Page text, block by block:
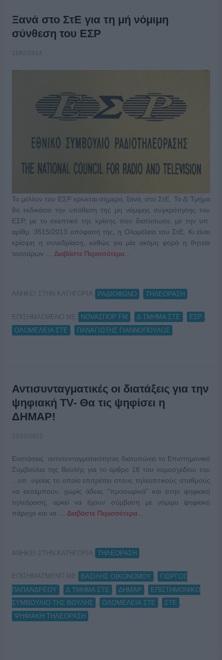
Ξανά στο ΣτΕ για τη μή νόμιμη
σύνθεση του ΕΣΡ
11/02/2014
Το μέλλον του ΕΣΡ κρίνεται σήμερα, ξανά, στο ΣτΕ. Το Δ’ Τμήμα
θα εκδικάσει την υπόθεση της μη νόμιμης συγκρότησης του
ΕΣΡ, με το σκεπτικό της κρίσης που διατύπωσε, με την υπ.
αρίθμ. 3515/2013 απόφασή της, η Ολομέλεια του ΣτΕ. Κι είναι
κρίσιμη η συνεδρίαση, καθώς για μία ακόμη φορά η θητεία
τεσσάρων … Διαβάστε Περισσότερα...
ΑΝΗΚΕΙ ΣΤΗΝ ΚΑΤΗΓΟΡΙΑ: ΡΑΔΙΟΦΩΝΟ ΤΗΛΕΟΡΑΣΗ
ΕΠΙΣΗΜΑΣΜΕΝΟ ΜΕ: NOVAΣΠΟΡ FM Δ ΤΜΗΜΑ ΣΤΕ ΕΣΡ
ΟΛΟΜΕΛΕΙΑ ΣΤΕ
ΠΑΝΑΓΙΩΤΗΣ ΓΙΑΝΝΟΠΟΥΛΟΣ
Αντισυνταγματικές οι διατάξεις για την
ψηφιακή TV- Θα τις ψηφίσει η
ΔΗΜΑΡ!
31/10/2013
Ενστάσεις αντισυνταγματικότητας διατυπώνει το Επιστημονικό
Συμβούλιο της Βουλής για το άρθρο 18 του νομοσχεδίου του
...υπ. υγείας το οποίο επιτρέπει στους τηλεοπτικούς σταθμούς
να εκπέμπουν, χωρίς άδεια, "προσωρινά" και στην ψηφιακή
τηλεόραση, αρκεί να έχουν σύμβαση με νόμιμο ψηφιακό
πάροχο και να … Διαβάστε Περισσότερα...
ΑΝΗΚΕΙ ΣΤΗΝ ΚΑΤΗΓΟΡΙΑ: ΤΗΛΕΟΡΑΣΗ
ΕΠΙΣΗΜΑΣΜΕΝΟ ΜΕ: ΒΑΣΙΛΗΣ ΟΙΚΟΝΟΜΟΥ
ΓΙΩΡΓΟΣ
ΠΑΠΑΝΔΡΕΟΥ
Δ ΤΜΗΜΑ ΣΤΕ ΔΗΜΑΡ
ΕΠΙΣΤΗΜΟΝΙΚΟ
ΣΥΜΒΟΥΛΙΟ ΤΗΣ ΒΟΥΛΗΣ
ΟΛΟΜΕΛΕΙΑ ΣΤΕ ΣΤΕ
ΨΗΦΙΑΚΗ ΤΗΛΕΟΡΑΣΗ